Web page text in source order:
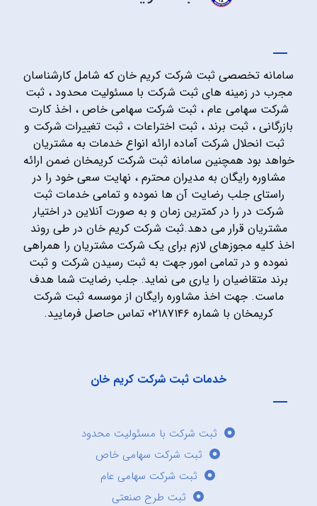
سامانه تخصصی ثبت شرکت کریم خان که شامل کارشناسان
مجرب در زمینه های ثبت شرکت با مسئولیت محدود ، ثبت
شرکت سهامی عام ، ثبت شرکت سهامی خاص ، اخذ کارت
بازرگانی ، ثبت برند ، ثبت اختراعات ، ثبت تغییرات شرکت و
ثبت انحلال شرکت آماده ارائه انواع خدمات به مشتریان
خواهد بود همچنین سامانه ثبت شرکت کریمخان ضمن ارائه
مشاوره رایگان به مدیران محترم ، نهایت سعی خود را در
راستای جلب رضایت آن ها نموده و تمامی خدمات ثبت
شرکت در را در کمترین زمان و به صورت آنلاین در اختیار
مشتریان قرار می دهد.ثبت شرکت کریم خان در طی روند
اخذ کلیه مجوزهای لازم برای یک شرکت مشتریان را همراهی
نموده و در تمامی امور جهت به ثبت رسیدن شرکت و ثبت
برند متقاضیان را یاری می نماید. جلب رضایت شما هدف
ماست. جهت اخذ مشاوره رایگان از موسسه ثبت شرکت
کریمخان با شماره ۰۲۱۸۷۱۴۶ تماس حاصل فرمایید.
خدمات ثبت شرکت کریم خان
ثبت شرکت با مسئولیت محدود
ثبت شرکت سهامی خاص
ثبت شرکت سهامی عام
ثبت طرح صنعتی